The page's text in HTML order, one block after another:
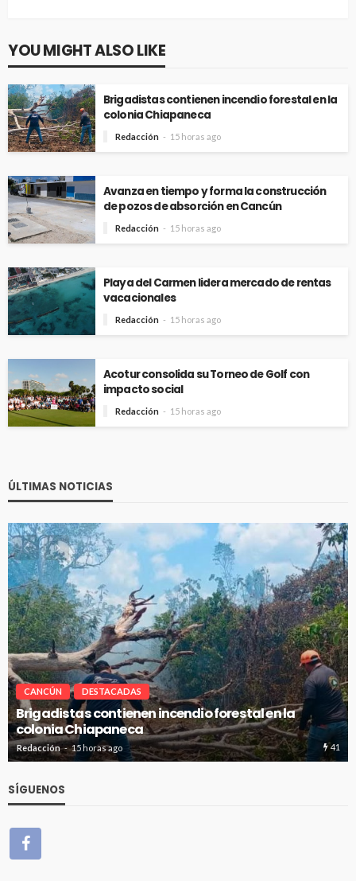
YOU MIGHT ALSO LIKE
Brigadistas contienen incendio forestal en la
colonia Chiapaneca
Redacción 15 horas ago
Avanza en tiempo y forma la construcción
de pozos de absorción en Cancún
Redacción 15 horas ago
Playa del Carmen lidera mercado de rentas
vacacionales
Redacción 15 horas ago
Acotur consolida su Torneo de Golf con
impacto social
Redacción 15 horas ago
ÚLTIMAS NOTICIAS
41
CANCÚN DESTACADAS
Avanza en tiempo y forma la construcción de
de absorción en Cancún
Redacción 15 horas ago
SÍGUENOS